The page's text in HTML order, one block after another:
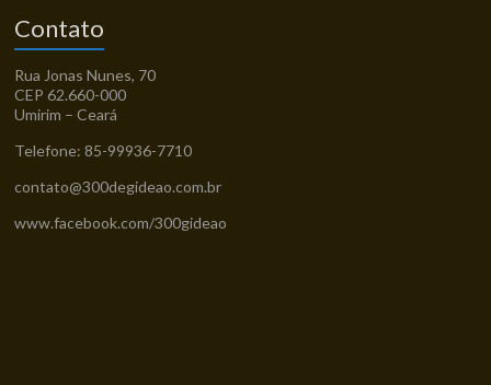
Contato
Rua Jonas Nunes, 70
CEP 62.660-000
Umirim – Ceará
Telefone: 85-99936-7710
contato@300degideao.com.br
www.facebook.com/300gideao